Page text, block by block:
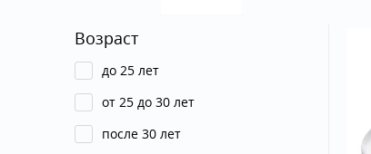
Возраст
до 25 лет
от 25 до 30 лет
после 30 лет